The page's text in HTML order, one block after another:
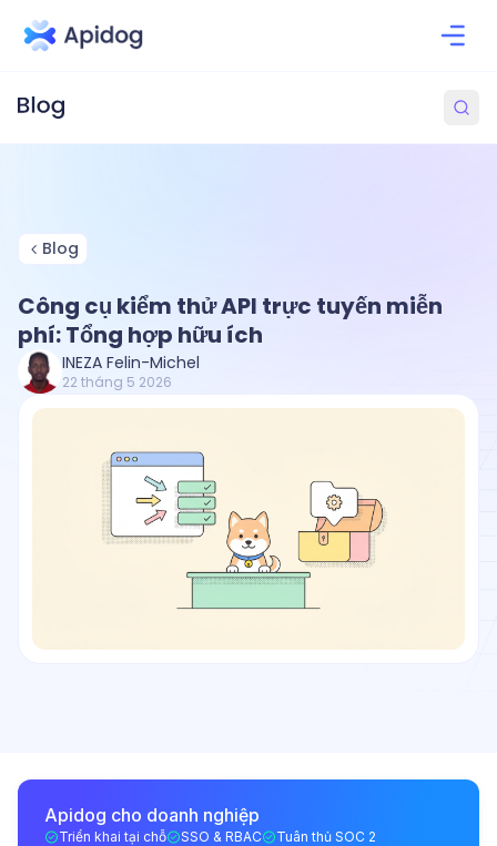
Blog
Công cụ kiểm thử API trực tuyến miễn
phí: Tổng hợp hữu ích
INEZA Felin-Michel
22 tháng 5 2026
Apidog cho doanh nghiệp
Triển khai tại chỗ SSO & RBAC Tuân thủ SOC 2